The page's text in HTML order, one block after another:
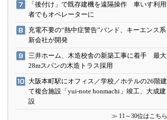
「後付け」で既存建機を遠隔操作 車いす利用
者でもオペレーターに
充電不要の“熱中症警告”バンド、キーエンス系
新会社が開発
三井ホーム、木造校舎の新築工事に着手 最大
28mスパンの木造トラス採用
大阪本町駅にオフィス／学校／ホテルの26階建
て複合施設「yui-note honmachi」竣工、大成建
設
≫ 11～30位はこちら